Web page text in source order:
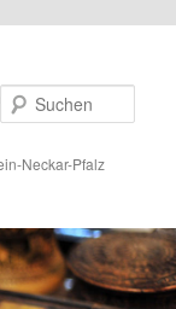
Neckar-Pfalz